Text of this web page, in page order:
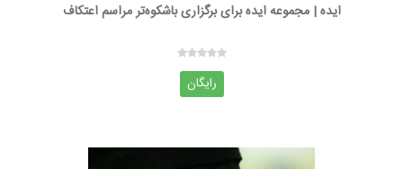
ایده | مجموعه ایده برای برگزاری باشکوه‌تر مراسم اعتکاف
رایگان